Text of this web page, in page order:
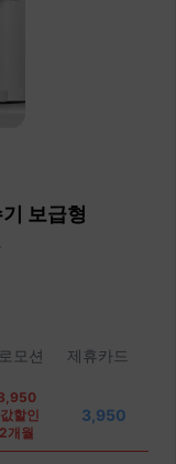
보급형
모션 제휴카드
할인
개월
3,950